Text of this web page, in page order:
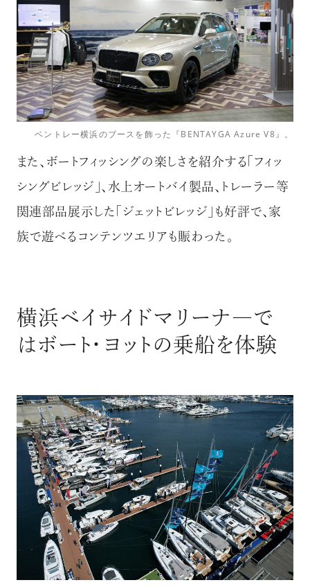
ベントレー横浜のブースを飾った『BENTAYGA Azure V8』。
また、ボートフィッシングの楽しさを紹介する「フィッ
シングビレッジ」、水上オートバイ製品、トレーラー等
関連部品展示した「ジェットビレッジ」も好評で、家
族で遊べるコンテンツエリアも賑わった。
横浜ベイサイドマリーナ―で
はボート・ヨットの乗船を体験